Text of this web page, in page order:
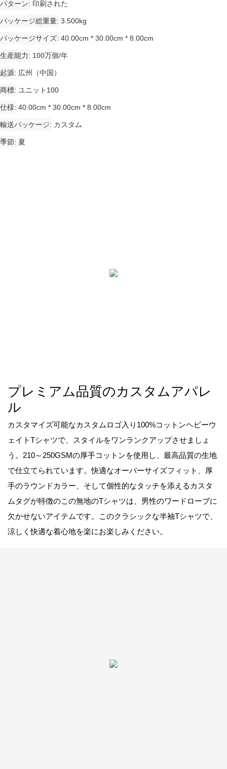
パターン 印刷された
パッケージ総重量 3.500kg
パッケージサイズ 40.00cm * 30.00cm * 8.00cm
生産能力 100万個/年
起源 広州（中国）
商標 ユニット100
仕様 40.00cm * 30.00cm * 8.00cm
輸送パッケージ カスタム
季節 夏
プレミアム品質のカスタムアパレ
ル
カスタマイズ可能なカスタムロゴ入り100%コットンヘビーウ
ェイトTシャツで、スタイルをワンランクアップさせましょ
う。210～250GSMの厚手コットンを使用し、最高品質の生地
で仕立てられています。快適なオーバーサイズフィット、厚
手のラウンドカラー、そして個性的なタッチを添えるカスタ
ムタグが特徴のこの無地のTシャツは、男性のワードローブに
欠かせないアイテムです。このクラシックな半袖Tシャツで、
涼しく快適な着心地を楽にお楽しみください。